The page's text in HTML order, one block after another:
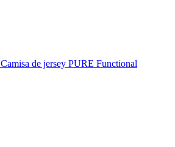
Camisa de jersey PURE Functional